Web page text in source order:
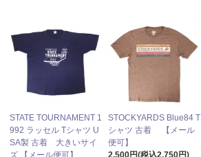
STATE TOURNAMENT 1
992 ラッセル Tシャツ U
SA製 古着 大きいサイ
STOCKYARDS Blue84 T
シャツ 古着 【メール
便可】